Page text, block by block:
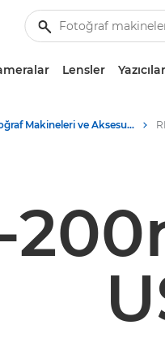
Lensler
Fotoğraf Makineleri ve Aksesuarlar Ürün Ortamı - Canon Basın Merkezi